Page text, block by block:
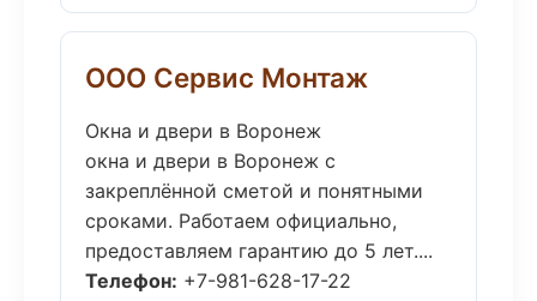
ООО Сервис Монтаж
Окна и двери в Воронеж
окна и двери в Воронеж с
закреплённой сметой и понятными
сроками. Работаем официально,
предоставляем гарантию до 5 лет....
Телефон: +7-981-628-17-22